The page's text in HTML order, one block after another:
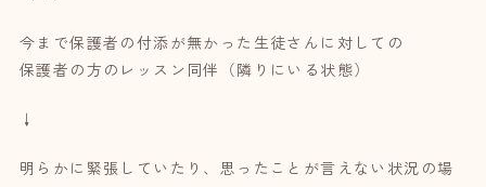
今まで保護者の付添が無かった生徒さんに対しての
保護者の方のレッスン同伴（隣りにいる状態）
↓
明らかに緊張していたり、思ったことが言えない状況の場